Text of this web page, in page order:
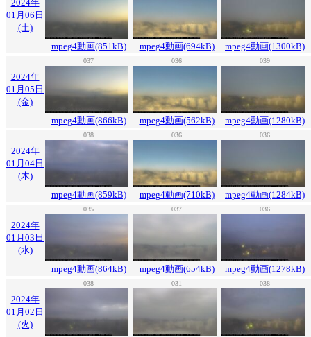
2024年
01月06日
(土)
mpeg4動画(851kB)
mpeg4動画(694kB) mpeg4動画(1300kB)
037 036 039
2024年
01月05日
(金)
mpeg4動画(866kB)
mpeg4動画(562kB) mpeg4動画(1280kB)
038 036 036
2024年
01月04日
(木)
mpeg4動画(859kB)
mpeg4動画(710kB) mpeg4動画(1284kB)
035 037 036
2024年
01月03日
(水)
mpeg4動画(864kB)
mpeg4動画(654kB) mpeg4動画(1278kB)
038 031 038
2024年
01月02日
(火)